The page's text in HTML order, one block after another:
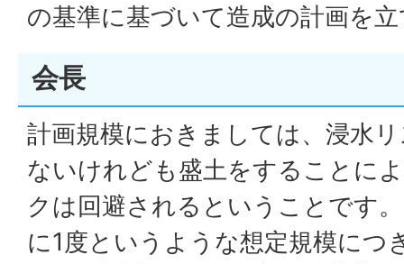
の基準に基づいて造成の計画を
会長
計画規模におきましては、浸水
ないけれども盛土をすることに
クは回避されるということです
に1度というような想定規模につ